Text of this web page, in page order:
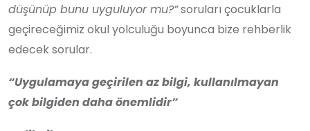
düşünüp bunu uyguluyor mu?”soruları çocuklarla
geçireceğimiz okul yolculuğu boyunca bize rehberlik
edecek sorular.
“Uygulamaya geçirilen az bilgi, kullanılmayan
çok bilgiden daha önemlidir”